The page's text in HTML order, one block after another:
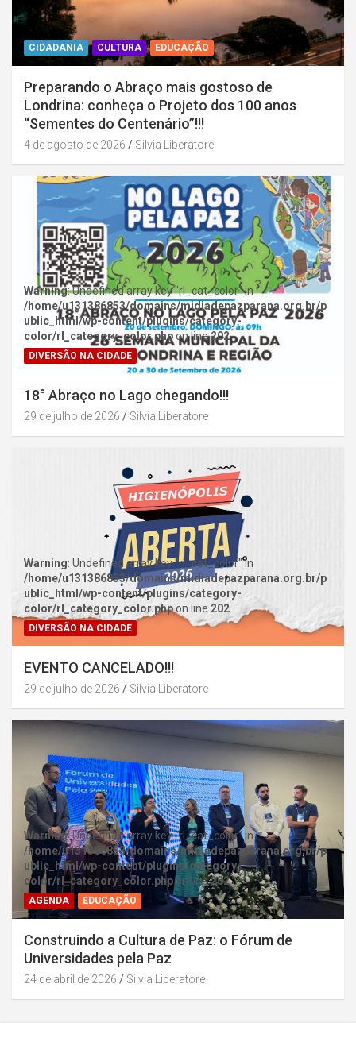
CIDADANIA CULTURA EDUCAÇÃO
Preparando o Abraço mais gostoso de
Londrina: conheça o Projeto dos 100 anos
“Sementes do Centenário”!!!
4 de agosto de 2026 Silvia Liberatore
Warning: Undefined array key "rl_cat_color" in
/home/u131386853/domains/midiadepazparana.org.br/p
ublic_html/wp-content/plugins/category-
color/rl_category_color.phpon line202
DIVERSÃO NA CIDADE
18° Abraço no Lago chegando!!!
29 de julho de 2026 Silvia Liberatore
Warning: Undefined array key "rl_cat_color" in
/home/u131386853/domains/midiadepazparana.org.br/p
ublic_html/wp-content/plugins/category-
color/rl_category_color.phpon line 202
DIVERSÃO NA CIDADE
EVENTO CANCELADO!!!
29 de julho de 2026 Silvia Liberatore
Warning: Undefined array key "rl_cat_color" in
/home/u131386853/domains/midiadepazparana.org.br/p
ublic_html/wp-content/plugins/category-
color/rl_category_color.phpon line202
AGENDA EDUCAÇÃO
Construindo a Cultura de Paz: o Fórum de
Universidades pela Paz
24 de abril de 2026 Silvia Liberatore